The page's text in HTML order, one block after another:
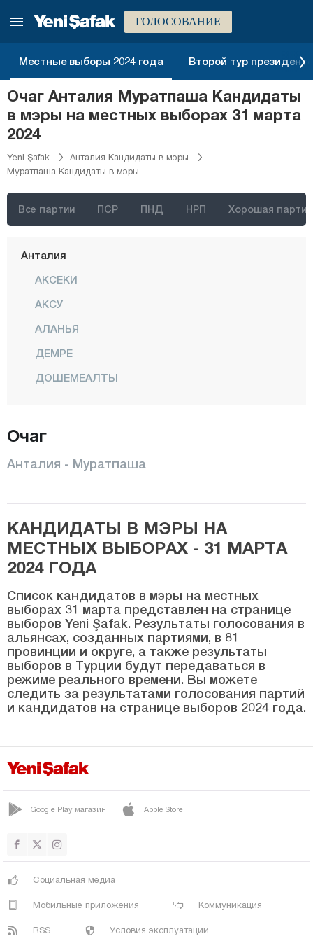
ГОЛОСОВАНИЕ
Местные выборы 2024 года Второй тур
Очаг Анталия Муратпаша Кандидаты
в мэры на местных выборах 31 марта
2024
Yeni Şafak
Анталия Кандидаты в мэры
Муратпаша Кандидаты в мэры
Все партии ПСР ПНД НРП Хорошая партия
Стамбул
Измир
Адана
Адыяман
Афьонкарахисар
Агры
Амасья
Анталия
АКСЕКИ
АКСУ
АЛАНЬЯ
ДЕМРЕ
ДОШЕМЕАЛТЫ
ГЮНДОГМУШ
КАШ
КЕМЕР
КЕПЕЗ
КОНЯАЛТЫ
Коркутели
КУМЛУДЖА
МАНАВГАТ
МУРАТПАША
Ардахан
Артвин
Бартын
Очаг
Анталия - Муратпаша
КАНДИДАТЫ В МЭРЫ НА
МЕСТНЫХ ВЫБОРАХ - 31 МАРТА
2024 ГОДА
Список кандидатов в мэры на местных
выборах 31 марта представлен на странице
выборов Yeni Şafak. Результаты голосования в
альянсах, созданных партиями, в 81
провинции и округе, а также результаты
выборов в Турции будут передаваться в
режиме реального времени. Вы можете
следить за результатами голосования партий
и кандидатов на странице выборов 2024 года.
Google Play магазин Apple Store
Социальная медиа
Мобильные приложения Коммуникация
RSS Условия эксплуатации